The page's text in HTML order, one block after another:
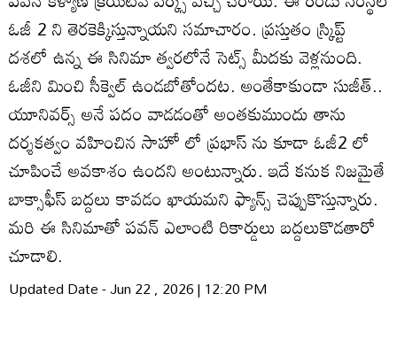
ఓజీ 2 ని తెరకెక్కిస్తున్నాయని సమాచారం. ప్రస్తుతం స్క్రిప్ట్
దశలో ఉన్న ఈ సినిమా త్వరలోనే సెట్స్ మీదకు వెళ్లనుంది.
ఓజీని మించి సీక్వెల్ ఉండబోతోందట. అంతేకాకుండా సుజీత్..
యూనివర్స్ అనే పదం వాడడంతో అంతకుముందు తాను
దర్శకత్వం వహించిన సాహో లో ప్రభాస్ ను కూడా ఓజీ2 లో
చూపించే అవకాశం ఉందని అంటున్నారు. ఇదే కనుక నిజమైతే
బాక్సాఫీస్ బద్దలు కావడం ఖాయమని ఫ్యాన్స్ చెప్పుకొస్తున్నారు.
మరి ఈ సినిమాతో పవన్ ఎలాంటి రికార్డులు బద్దలుకొడతారో
చూడాలి.
Updated Date - Jun 22 , 2026 | 12:20 PM